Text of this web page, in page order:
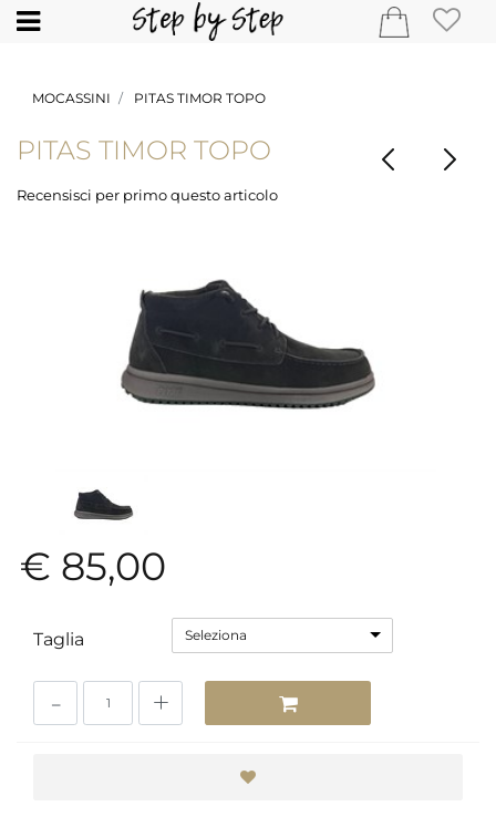
Open
MOCASSINI PITAS TIMOR TOPO
PITAS TIMOR TOPO
Recensisci per primo questo articolo
€ 85,00
Taglia Seleziona